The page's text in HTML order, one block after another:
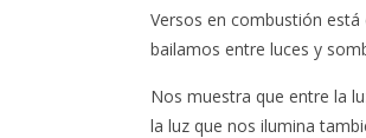
Versos en combustión
bailamos entre luces y
Nos muestra que entre la
la luz que nos ilumina